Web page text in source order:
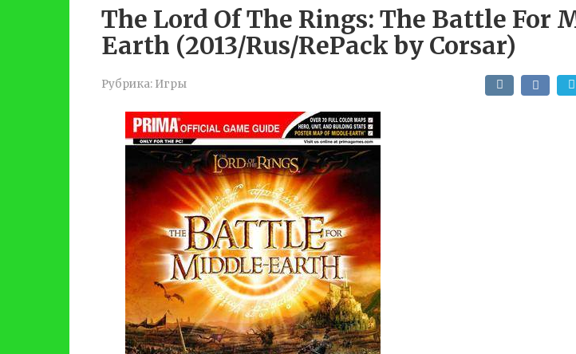
The Lord Of The Rings: The Battle For
Earth (2013/Rus/RePack by Corsar)
Рубрика: Игры